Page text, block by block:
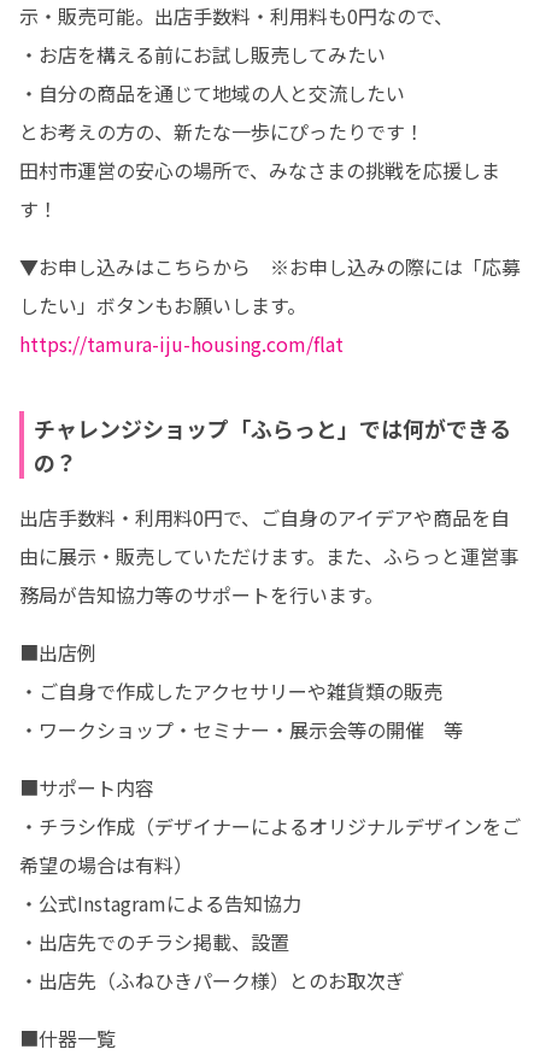
示・販売可能。出店手数料・利用料も0円なので、
・お店を構える前にお試し販売してみたい
・自分の商品を通じて地域の人と交流したい
とお考えの方の、新たな一歩にぴったりです！
田村市運営の安心の場所で、みなさまの挑戦を応援しま
す！
▼お申し込みはこちらから　※お申し込みの際には「応募
https://tamura-iju-housing.com/flat
チャレンジショップ「ふらっと」では何ができる
の？
出店手数料・利用料0円で、ご自身のアイデアや商品を自
由に展示・販売していただけます。また、ふらっと運営事
務局が告知協力等のサポートを行います。
■出店例
・ご自身で作成したアクセサリーや雑貨類の販売
・ワークショップ・セミナー・展示会等の開催　等
■サポート内容
・チラシ作成（デザイナーによるオリジナルデザインをご
希望の場合は有料）
・公式Instagramによる告知協力
・出店先でのチラシ掲載、設置
・出店先（ふねひきパーク様）とのお取次ぎ
■什器一覧